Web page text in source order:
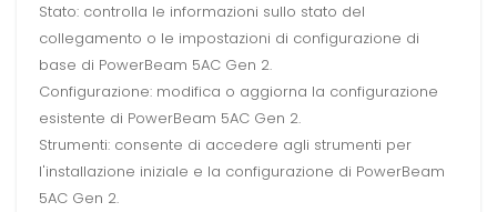
Stato: controlla le informazioni sullo stato del
collegamento o le impostazioni di configurazione di
base di PowerBeam 5AC Gen 2.
Configurazione: modifica o aggiorna la configurazione
esistente di PowerBeam 5AC Gen 2.
Strumenti: consente di accedere agli strumenti per
l'installazione iniziale e la configurazione di PowerBeam
5AC Gen 2.